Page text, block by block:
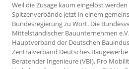
Weil die Zusage kaum eingelöst
Spitzenverbände jetzt in einem
Bundesregierung zu Wort. Die
Mittelständischer Bauunternehmen
Hauptverband der Deutschen
Zentralverband Deutsches Baugewerbe
Beratender Ingenieure (VBI), Pro